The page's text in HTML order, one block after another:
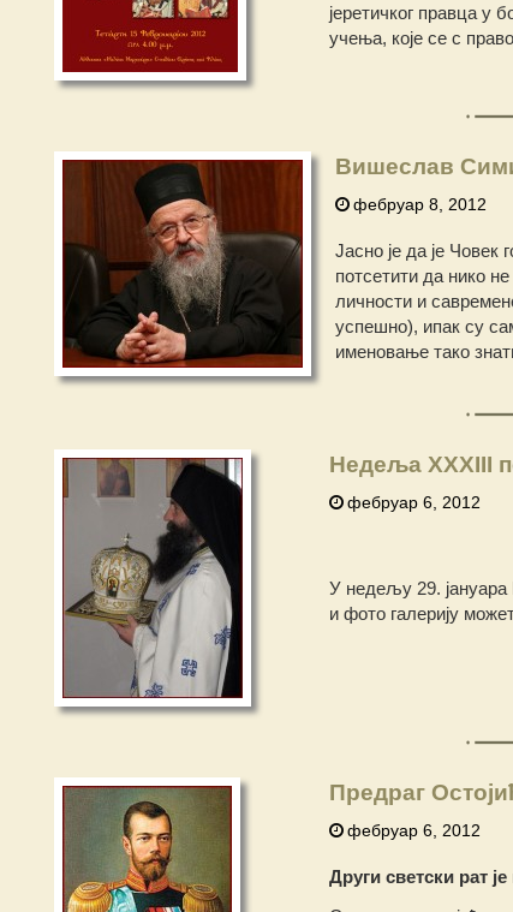
јеретичког правца у
учења, које се с
Вишеслав
фебруар 8, 2012
Јасно је да је
потсетити да нико
личности и
успешно), ипак су
именовање тако
Недеља XXXIII
фебруар 6, 2012
У недељу 29. јануара
и фото галерију
Предраг
фебруар 6, 2012
Други светски рат